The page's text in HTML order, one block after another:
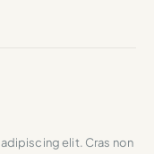
elit. Cras non